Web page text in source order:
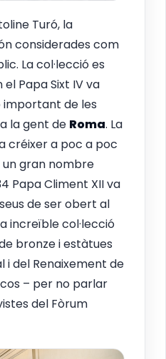
Turó, la
considerades com
La col·lecció es
el Papa Sixt IV va
important de les
la gent de Roma. La
créixer a poc a poc
gran nombre
Papa Climent XII va
de ser obert al
increïble col·lecció
bronze i estàtues
i del Renaixement de
– per no parlar
del Fòrum